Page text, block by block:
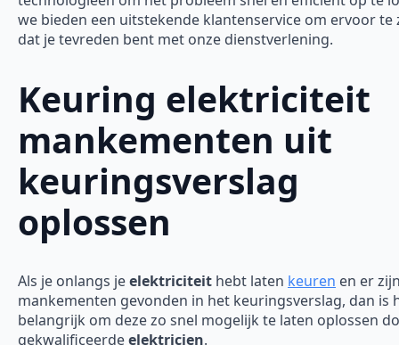
we bieden een uitstekende klantenservice om ervoor te
dat je tevreden bent met onze dienstverlening.
Keuring elektriciteit
mankementen uit
keuringsverslag
oplossen
Als je onlangs jeelektriciteit hebt laten keuren en er
mankementen gevonden in het keuringsverslag, dan is
belangrijk om deze zo snel mogelijk te laten oplossen
gekwalificeerdeelektricien.